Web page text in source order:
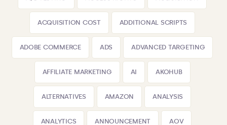
ACQUISITION COST ADDITIONAL SCRIPTS
ADOBE COMMERCE ADS ADVANCED TARGETING
AFFILIATE MARKETING AI AKOHUB
ALTERNATIVES AMAZON ANALYSIS
ANALYTICS ANNOUNCEMENT AOV